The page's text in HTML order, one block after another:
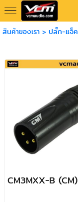
สินค้าของเรา> ปลั๊ก-แจ็ค
CM3MXX-B (CM)